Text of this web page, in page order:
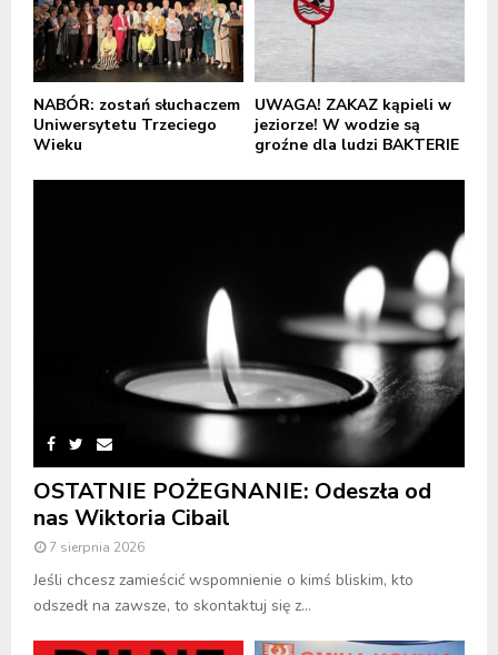
NABÓR: zostań słuchaczem
Uniwersytetu Trzeciego
Wieku
UWAGA! ZAKAZ kąpieli w
jeziorze! W wodzie są
groźne dla ludzi BAKTERIE
OSTATNIE POŻEGNANIE: Odeszła od
nas Wiktoria Cibail
7 sierpnia 2026
Jeśli chcesz zamieścić wspomnienie o kimś bliskim, kto
odszedł na zawsze, to skontaktuj się z...